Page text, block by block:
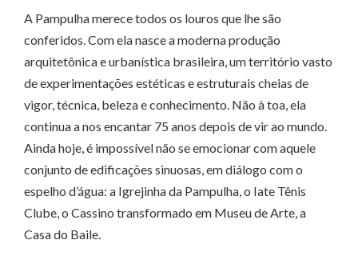
A Pampulha merece todos os louros que lhe são
conferidos. Com ela nasce a moderna produção
arquitetônica e urbanística brasileira, um território vasto
de experimentações estéticas e estruturais cheias de
vigor, técnica, beleza e conhecimento. Não à toa, ela
continua a nos encantar 75 anos depois de vir ao mundo.
Ainda hoje, é impossível não se emocionar com aquele
conjunto de edificações sinuosas, em diálogo com o
espelho d’água: a Igrejinha da Pampulha, o Iate Tênis
Clube, o Cassino transformado em Museu de Arte, a
Casa do Baile.